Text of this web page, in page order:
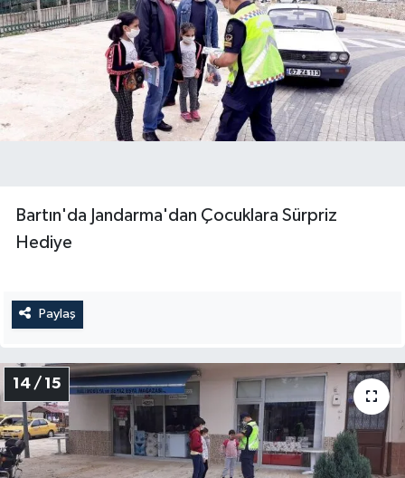
Bartın'da Jandarma'dan Çocuklara Sürpriz
Hediye
Paylaş
14 / 15